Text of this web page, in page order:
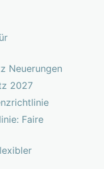
Neuerungen
2027
Faire